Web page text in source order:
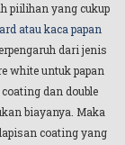
piilihan yang cukup
atau kaca papan
dari jenis
white untuk papan
dan double
biayanya. Maka
coating yang